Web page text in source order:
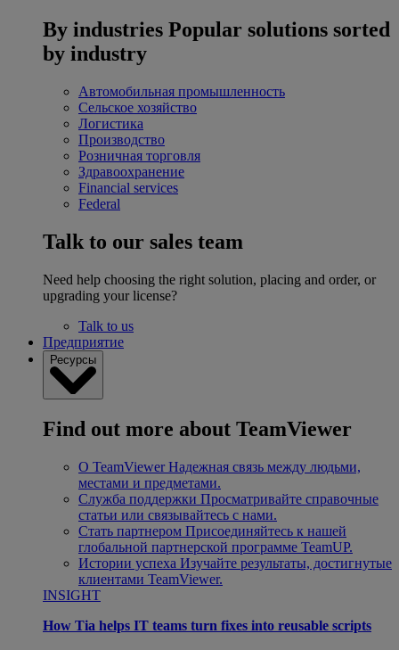
By industries Popular solutions sorted
by industry
Автомобильная промышленность
Сельское хозяйство
Логистика
Производство
Розничная торговля
Здравоохранение
Financial services
Federal
Talk to our sales team
Need help choosing the right solution, placing and order, or
upgrading your license?
Talk to us
Предприятие
Ресурсы
Find out more about TeamViewer
О TeamViewer Надежная связь между людьми,
местами и предметами.
Служба поддержки Просматривайте справочные
статьи или связывайтесь с нами.
Стать партнером Присоединяйтесь к нашей
глобальной партнерской программе TeamUP.
Истории успеха Изучайте результаты, достигнутые
клиентами TeamViewer.
INSIGHT
How Tia helps IT teams turn fixes into reusable scripts